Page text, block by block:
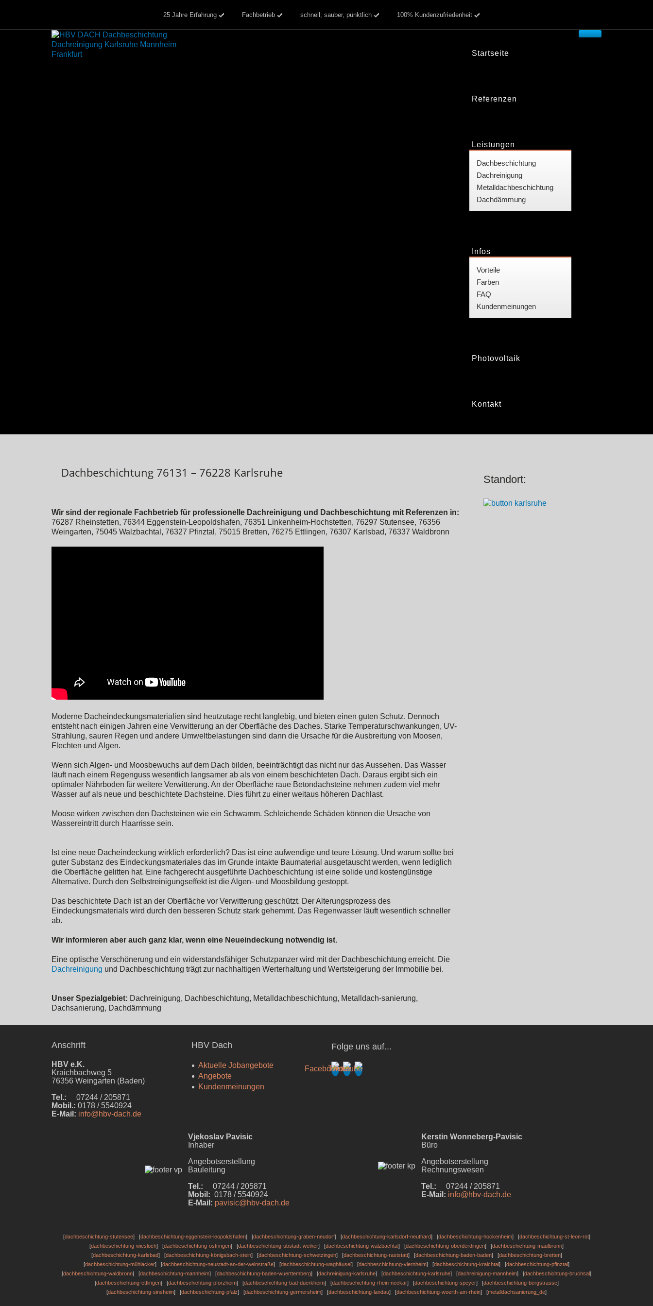
25 Jahre Erfahrung Fachbetrieb schnell, sauber, pünktlich 100% Kundenzufriedenheit
Startseite
Referenzen
Leistungen
Dachbeschichtung
Dachreinigung
Metalldachbeschichtung
Dachdämmung
Infos
Vorteile
Farben
FAQ
Kundenmeinungen
Photovoltaik
Kontakt
Dachbeschichtung 76131 – 76228 Karlsruhe
Wir sind der regionale Fachbetrieb für professionelle Dachreinigung und Dachbeschichtung mit Referenzen in:
76287 Rheinstetten, 76344 Eggenstein-Leopoldshafen, 76351 Linkenheim-Hochstetten, 76297 Stutensee, 76356
Weingarten, 75045 Walzbachtal, 76327 Pfinztal, 75015 Bretten, 76275 Ettlingen, 76307 Karlsbad, 76337 Waldbronn
Moderne Dacheindeckungsmaterialien sind heutzutage recht langlebig, und bieten einen guten Schutz. Dennoch
entsteht nach einigen Jahren eine Verwitterung an der Oberfläche des Daches. Starke Temperaturschwankungen, UV-
Strahlung, sauren Regen und andere Umweltbelastungen sind dann die Ursache für die Ausbreitung von Moosen,
Flechten und Algen.
Wenn sich Algen- und Moosbewuchs auf dem Dach bilden, beeinträchtigt das nicht nur das Aussehen. Das Wasser
läuft nach einem Regenguss wesentlich langsamer ab als von einem beschichteten Dach. Daraus ergibt sich ein
optimaler Nährboden für weitere Verwitterung. An der Oberfläche raue Betondachsteine nehmen zudem viel mehr
Wasser auf als neue und beschichtete Dachsteine. Dies führt zu einer weitaus höheren Dachlast.
Moose wirken zwischen den Dachsteinen wie ein Schwamm. Schleichende Schäden können die Ursache von
Wassereintritt durch Haarrisse sein.
Ist eine neue Dacheindeckung wirklich erforderlich? Das ist eine aufwendige und teure Lösung. Und warum sollte bei
guter Substanz des Eindeckungsmateriales das im Grunde intakte Baumaterial ausgetauscht werden, wenn lediglich
die Oberfläche gelitten hat. Eine fachgerecht ausgeführte Dachbeschichtung ist eine solide und kostengünstige
Alternative. Durch den Selbstreinigungseffekt ist die Algen- und Moosbildung gestoppt.
Das beschichtete Dach ist an der Oberfläche vor Verwitterung geschützt. Der Alterungsprozess des
Eindeckungsmaterials wird durch den besseren Schutz stark gehemmt. Das Regenwasser läuft wesentlich schneller
ab.
Wir informieren aber auch ganz klar, wenn eine Neueindeckung notwendig ist.
Eine optische Verschönerung und ein widerstandsfähiger Schutzpanzer wird mit der Dachbeschichtung erreicht. Die
Dachreinigung und Dachbeschichtung trägt zur nachhaltigen Werterhaltung und Wertsteigerung der Immobilie bei.
Unser Spezialgebiet: Dachreinigung, Dachbeschichtung, Metalldachbeschichtung, Metalldach-sanierung,
Dachsanierung, Dachdämmung
Standort:
Anschrift
HBV e.K.
Kraichbachweg 5
76356 Weingarten (Baden)
Tel.: 07244 / 205871
Mobil.: 0178 / 5540924
E-Mail: info@hbv-dach.de
HBV Dach
Aktuelle Jobangebote
Angebote
Kundenmeinungen
Folge uns auf...
Vjekoslav Pavisic
Inhaber
Angebotserstellung
Bauleitung
Tel.: 07244 / 205871
Mobil: 0178 / 5540924
E-Mail: pavisic@hbv-dach.de
Kerstin Wonneberg-Pavisic
Büro
Angebotserstellung
Rechnungswesen
Tel.: 07244 / 205871
E-Mail: info@hbv-dach.de
[dachbeschichtung-stutensee] [dachbeschichtung-eggenstein-leopoldshafen] [dachbeschichtung-graben-neudorf] [dachbeschichtung-karlsdorf-neuthard] [dachbeschichtung-hockenheim] [dachbeschichtung-st-leon-rot]
[dachbeschichtung-wiesloch] [dachbeschichtung-östringen] [dachbeschichtung-ubstadt-weiher] [dachbeschichtung-walzbachtal] [dachbeschichtung-oberderdingen] [dachbeschichtung-maulbronn]
[dachbeschichtung-karlsbad] [dachbeschichtung-königsbach-stein] [dachbeschichtung-schwetzingen] [dachbeschichtung-raststatt] [dachbeschichtung-baden-baden] [dachbeschichtung-bretten]
[dachbeschichtung-mühlacker] [dachbeschichtung-neustadt-an-der-weinstraße] [dachbeschichtung-waghäusel] [dachbeschichtung-viernheim] [dachbeschichtung-kraichtal] [dachbeschichtung-pfinztal]
[dachbeschichtung-waldbronn] [dachbeschichtung-mannheim] [dachbeschichtung-baden-wuerttemberg] [dachreinigung-karlsruhe] [dachbeschichtung-karlsruhe] [dachreinigung-mannheim] [dachbeschichtung-bruchsal]
[dachbeschichtung-ettlingen] [dachbeschichtung-pforzheim] [dachbeschichtung-bad-duerkheim] [dachbeschichtung-rhein-neckar] [dachbeschichtung-speyer] [dachbeschichtung-bergstrasse]
[dachbeschichtung-sinsheim] [dachbeschichtung-pfalz] [dachbeschichtung-germersheim] [dachbeschichtung-landau] [dachbeschichtung-woerth-am-rhein] [metalldachsanierung_de]